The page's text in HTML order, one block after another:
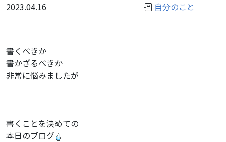
2023.04.16 自分のこと
書くべきか
書かざるべきか
非常に悩みましたが
書くことを決めての
本日のブログ